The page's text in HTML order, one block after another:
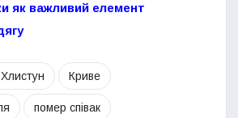
як важливий елемент
Криве
помер співак